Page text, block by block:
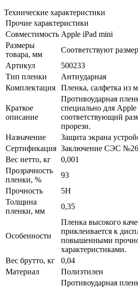
Технические характеристики
Прочие характеристики
Совместимость Apple iPad mini
Размеры
товара, мм
Соответствуют
Артикул
500233
Тип пленки
Антиударная
Комплектация
Пленка, салфетка из
Краткое
описание
Противоударная
специально для
соответствующий
прорези.
Назначение
Защита экрана
Сертификация Заключение СЭС
Вес нетто, кг
0,001
Прозрачность
пленки, %
93
Прочность
5H
Толщина
пленки, мм
0,35
Особенности
Пленка высокого
приклеивается к
повышенными
характеристиками.
Вес брутто, кг
0,04
Материал
Полиэтилен
Противоударная